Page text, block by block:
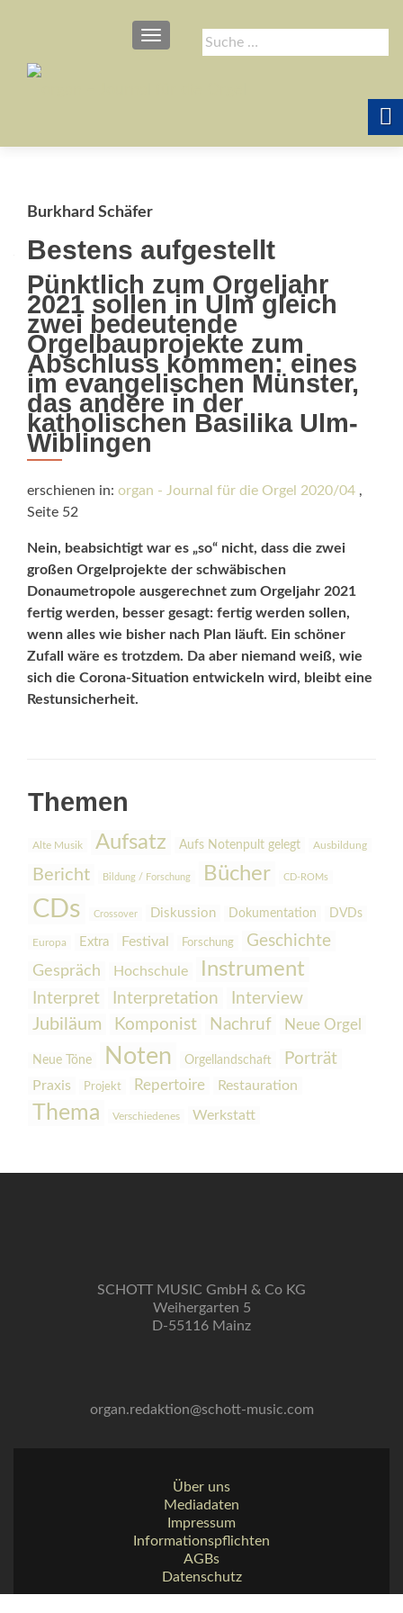
Suche
nach:
SCHALTE NAVIGATION
Burkhard Schäfer
Bestens aufgestellt
Pünktlich zum Orgeljahr
2021 sollen in Ulm gleich
zwei bedeutende
Orgelbauprojekte zum
Abschluss kommen: eines
im evangelischen Münster,
das andere in der
katholischen Basilika Ulm-
Wiblingen
erschienen in: organ - Journal für die Orgel 2020/04 ,
Seite 52
Nein, beabsichtigt war es „so“ nicht, dass die zwei
großen Orgelprojekte der schwäbischen
Donaumetropole ausgerechnet zum Orgeljahr 2021
fertig werden, besser gesagt: fertig werden sollen,
wenn alles wie bisher nach Plan läuft. Ein schöner
Zufall wäre es trotzdem. Da aber niemand weiß, wie
sich die Corona-Situation entwickeln wird, bleibt eine
Restunsicherheit.
Themen
Alte Musik Aufsatz Aufs Notenpult gelegt Ausbildung
Bericht Bildung / Forschung Bücher CD-ROMs
CDs Crossover Diskussion Dokumentation DVDs
Europa Extra Festival Forschung Geschichte
Gespräch Hochschule Instrument
Interpret Interpretation
Interview
Jubiläum
Komponist Nachruf Neue Orgel
Neue Töne Noten Orgellandschaft Porträt
Praxis Projekt Repertoire Restauration
Thema Verschiedenes Werkstatt
SCHOTT MUSIC GmbH & Co KG
Weihergarten 5
D-55116 Mainz
organ.redaktion@schott-music.com
Über uns
Mediadaten
Impressum
Informationspflichten
AGBs
Datenschutz